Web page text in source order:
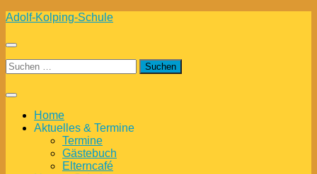
Zum
springen
Adolf-Kolping-Schule
Suchen
nach:
Home
Aktuelles & Termine
Termine
Gästebuch
Elterncafé